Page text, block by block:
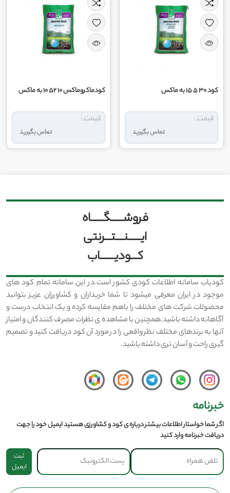
کود 30 5 15 به ماکس
تماس بگیرید
قیمت :
کودماکروماکس 10 52 10 به ماکس
تماس بگیرید
قیمت :
فروشــــــگــــــاه
ایــــــنــــتـــرنتی
کـــودیـــــــاب
کودیاب سامانه اطلاعات کودی کشور است.در این سامانه تمام کود های
موجود در ایران معرفی میشود تا شما خریداران و کشاورزان عزیز بتوانید
محصولات شرکت های مختلف را باهم مقایسه کرده و یک انتخاب درست و
آگاهانه داشته باشید.همچنین با مشاهده ی نظرات مصرف کنندگان و امتیاز
آنها به برندهای مختلف نظر واقعی را در مورد آن کود دریافت کنید و تصمیم
گیری راحت و آسان تری داشته باشید.
خبرنامه
اگر شما خواستار اطلاعات بیشتر درباره ی کود و کشاورزی هستید ایمیل خود را جهت
دریافت خبرنامه وارد کنید
ثبت
ایمیل